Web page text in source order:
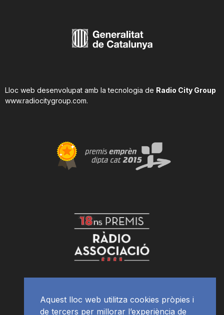
Lloc web desenvolupat amb la tecnologia de Radio City Group
www.radiocitygroup.com.
Aquest lloc web utilitza cookies pròpies i
de tercers per millorar l’experiència de